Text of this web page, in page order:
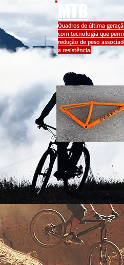
MTB
Quadros de última
com tecnologia que
redução de peso
a resistência.